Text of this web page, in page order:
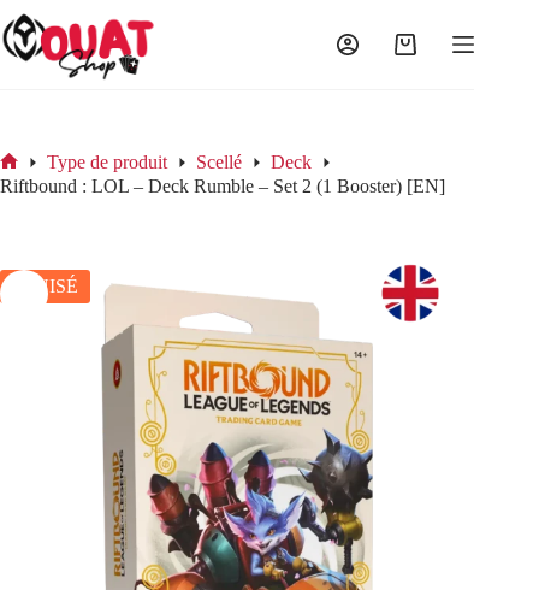
Passer
au
contenu
Panier
Accueil
Type de produit Scellé
Deck
Riftbound : LOL – Deck Rumble – Set 2 (1 Booster) [EN]
ÉPUISÉ